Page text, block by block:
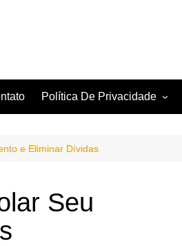
Política De Privacidade
e Eliminar Dívidas
Seu